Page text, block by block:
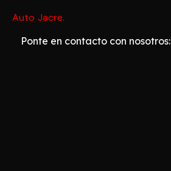
Auto Jacre.
Ponte en contacto con nosotros: